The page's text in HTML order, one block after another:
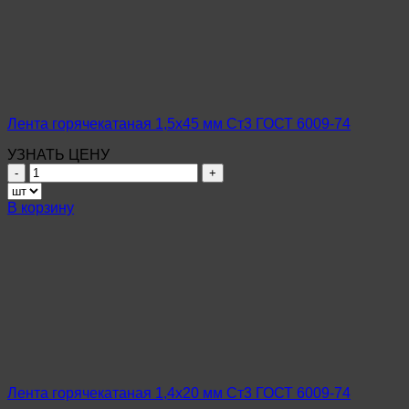
Лента горячекатаная 1,5х45 мм Ст3 ГОСТ 6009-74
УЗНАТЬ ЦЕНУ
Количество
товара
Лента
горячекатаная
В корзину
Лента горячекатаная 1,4х20 мм Ст3 ГОСТ 6009-74